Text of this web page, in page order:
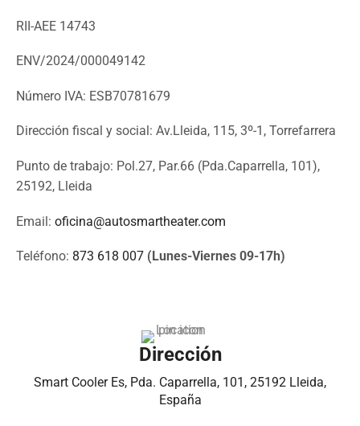
RII-AEE 14743
ENV/2024/000049142
Número IVA: ESB70781679
Dirección fiscal y social: Av.Lleida, 115, 3º-1, Torrefarrera
Punto de trabajo: Pol.27, Par.66 (Pda.Caparrella, 101),
25192, Lleida
Email: oficina@autosmartheater.com
Teléfono: 873 618 007 (Lunes-Viernes 09-17h)
Dirección
Smart Cooler Es, Pda. Caparrella, 101, 25192 Lleida,
España